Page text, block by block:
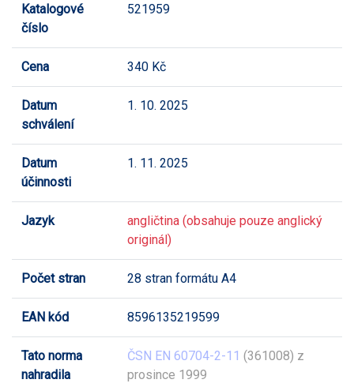
Katalogové
číslo
521959
Cena 340 Kč
Datum
schválení
1. 10. 2025
Datum
účinnosti
1. 11. 2025
Jazyk
angličtina (obsahuje pouze anglický
originál)
Počet stran 28 stran formátu A4
EAN kód 8596135219599
Tato norma
nahradila
ČSN EN 60704-2-11 (361008) z
prosince 1999